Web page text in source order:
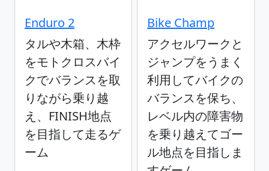
Enduro 2
タルや木箱、木枠
をモトクロスバイ
クでバランスを取
りながら乗り越
え、FINISH地点
を目指して走るゲ
ーム
Bike Champ
アクセルワークと
ジャンプをうまく
利用してバイクの
バランスを保ち、
レベル内の障害物
を乗り越えてゴー
ル地点を目指しま